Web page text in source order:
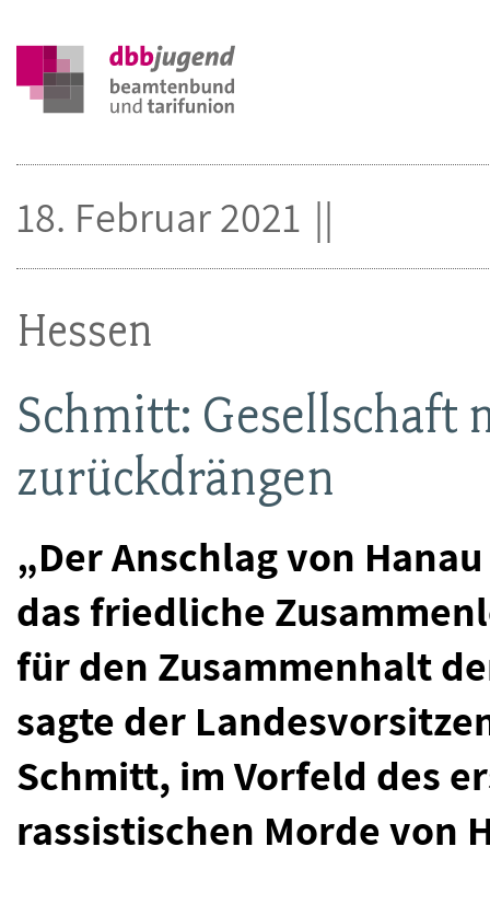
Hessen
Schmitt: Gesellschaft
zurückdrängen
„Der Anschlag von
das friedliche
für den Zusammenhalt
sagte der
Schmitt, im Vorfeld des
rassistischen Morde von
18. Februar 2021